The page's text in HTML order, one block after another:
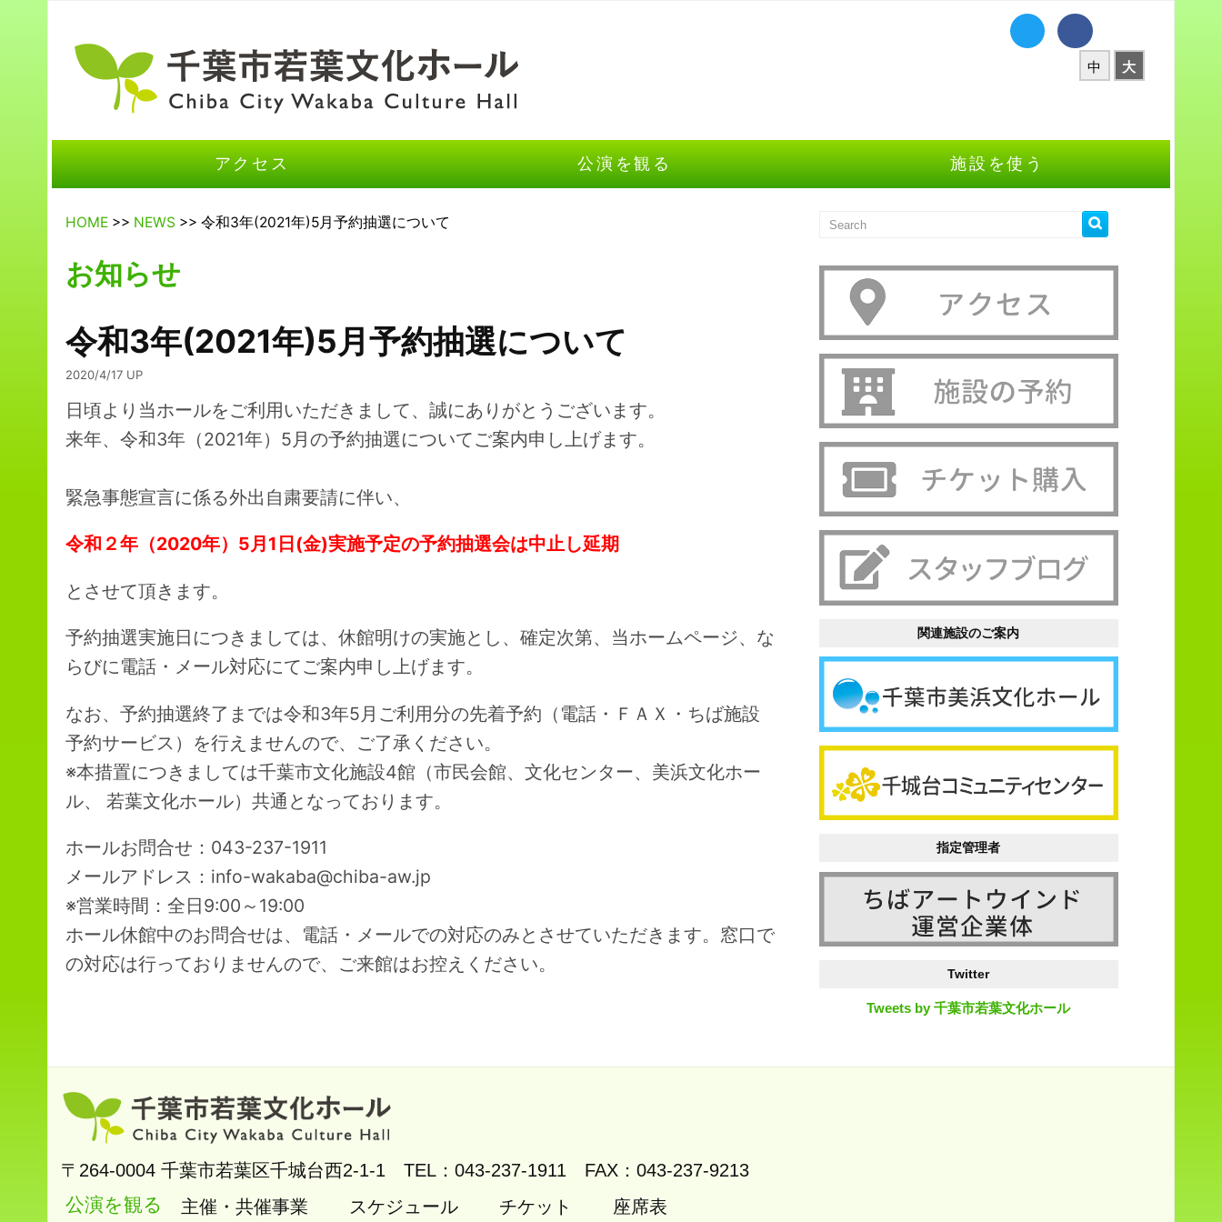
中 大
アクセス 公演を観る 施設を使う
HOME >> NEWS >> 令和3年(2021年)5月予約抽選について
お知らせ
令和3年(2021年)5月予約抽選について
2020/4/17 UP
日頃より当ホールをご利用いただきまして、誠にありがとうございます。
来年、令和3年（2021年）5月の予約抽選についてご案内申し上げます。
緊急事態宣言に係る外出自粛要請に伴い、
令和２年（2020年）5月1日(金)実施予定の予約抽選会は中止し延期
とさせて頂きます。
予約抽選実施日につきましては、休館明けの実施とし、確定次第、当ホームページ、な
らびに電話・メール対応にてご案内申し上げます。
なお、予約抽選終了までは令和3年5月ご利用分の先着予約（電話・ＦＡＸ・ちば施設
予約サービス）を行えませんので、ご了承ください。
※本措置につきましては千葉市文化施設4館（市民会館、文化センター、美浜文化ホー
ル、 若葉文化ホール）共通となっております。
ホールお問合せ：043-237-1911
メールアドレス：info-wakaba@chiba-aw.jp
※営業時間：全日9:00～19:00
ホール休館中のお問合せは、電話・メールでの対応のみとさせていただきます。窓口で
の対応は行っておりませんので、ご来館はお控えください。
関連施設のご案内
指定管理者
Twitter
Tweets by 千葉市若葉文化ホール
〒264-0004 千葉市若葉区千城台西2-1-1 TEL：043-237-1911 FAX：043-237-9213
公演を観る 主催・共催事業 スケジュール チケット 座席表